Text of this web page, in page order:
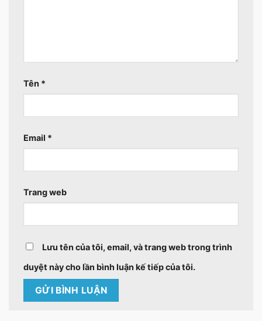
Tên *
Email *
Trang web
Lưu tên của tôi, email, và trang web trong trình
duyệt này cho lần bình luận kế tiếp của tôi.